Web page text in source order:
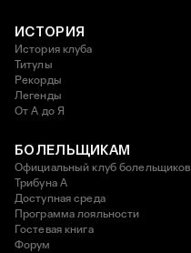
ИСТОРИЯ
История клуба
Титулы
Рекорды
Легенды
От А до Я
БОЛЕЛЬЩИКАМ
Официальный клуб болельщиков
Трибуна А
Доступная среда
Программа лояльности
Гостевая книга
Форум